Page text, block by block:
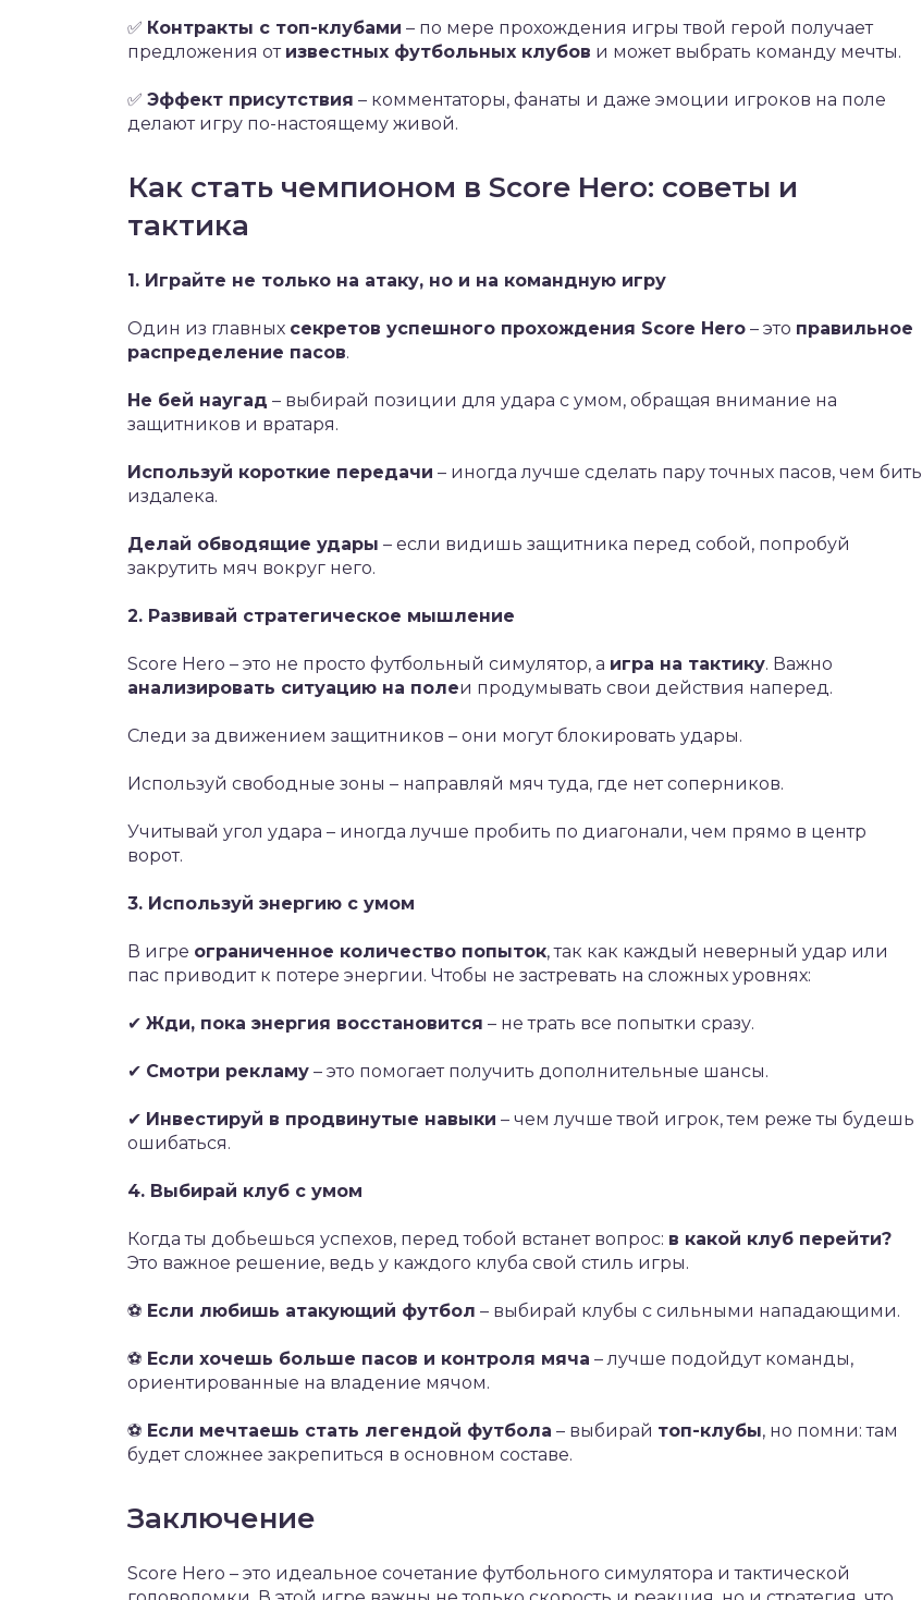
✅ Контракты с топ-клубами – по мере прохождения игры твой герой получает
предложения от известных футбольных клубов и может выбрать команду мечты.
✅ Эффект присутствия – комментаторы, фанаты и даже эмоции игроков на поле
делают игру по-настоящему живой.
Как стать чемпионом в Score Hero: советы и
тактика
1. Играйте не только на атаку, но и на командную игру
Один из главных секретов успешного прохождения Score Hero – это правильное
распределение пасов.
Не бей наугад – выбирай позиции для удара с умом, обращая внимание на
защитников и вратаря.
Используй короткие передачи – иногда лучше сделать пару точных пасов, чем бить
издалека.
Делай обводящие удары – если видишь защитника перед собой, попробуй
закрутить мяч вокруг него.
2. Развивай стратегическое мышление
Score Hero – это не просто футбольный симулятор, а игра на тактику. Важно
анализировать ситуацию на полеи продумывать свои действия наперед.
Следи за движением защитников – они могут блокировать удары.
Используй свободные зоны – направляй мяч туда, где нет соперников.
Учитывай угол удара – иногда лучше пробить по диагонали, чем прямо в центр
ворот.
3. Используй энергию с умом
В игре ограниченное количество попыток, так как каждый неверный удар или
пас приводит к потере энергии. Чтобы не застревать на сложных уровнях:
✔ Жди, пока энергия восстановится – не трать все попытки сразу.
✔ Смотри рекламу – это помогает получить дополнительные шансы.
✔ Инвестируй в продвинутые навыки – чем лучше твой игрок, тем реже ты будешь
ошибаться.
4. Выбирай клуб с умом
Когда ты добьешься успехов, перед тобой встанет вопрос: в какой клуб перейти?
Это важное решение, ведь у каждого клуба свой стиль игры.
⚽ Если любишь атакующий футбол – выбирай клубы с сильными нападающими.
⚽ Если хочешь больше пасов и контроля мяча – лучше подойдут команды,
ориентированные на владение мячом.
⚽ Если мечтаешь стать легендой футбола – выбирай топ-клубы, но помни: там
будет сложнее закрепиться в основном составе.
Заключение
Score Hero – это идеальное сочетание футбольного симулятора и тактической